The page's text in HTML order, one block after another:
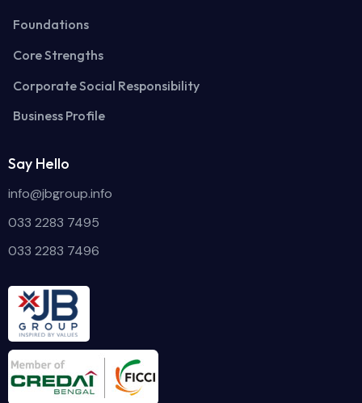
Foundations
Core Strengths
Corporate Social Responsibility
Business Profile
Say Hello
info@jbgroup.info
033 2283 7495
033 2283 7496